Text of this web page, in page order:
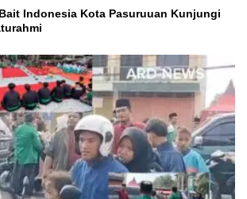
Indonesia Kota Pasuruuan Kunjungi